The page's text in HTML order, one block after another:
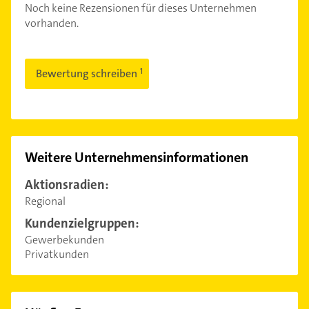
Noch keine Rezensionen für dieses Unternehmen
vorhanden.
Bewertung schreiben
Weitere Unternehmensinformationen
Aktionsradien:
Regional
Kundenzielgruppen:
Gewerbekunden
Privatkunden